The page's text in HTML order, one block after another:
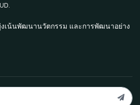
งเน้นพัฒนานวัตกรรม และการพัฒนาอย่าง